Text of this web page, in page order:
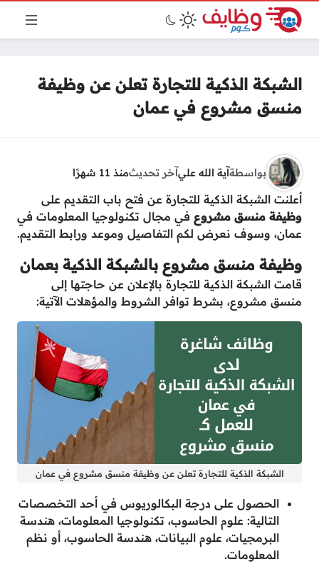
الشبكة الذكية للتجارة تعلن عن وظيفة
منسق مشروع في عمان
بواسطةآية الله عليآخر تحديثمنذ 11 شهرًا
أعلنت الشبكة الذكية للتجارة عن فتح باب التقديم على
وظيفة منسق مشروع في مجال تكنولوجيا المعلومات في
عمان، وسوف نعرض لكم التفاصيل وموعد ورابط التقديم.
وظيفة منسق مشروع بالشبكة الذكية بعمان
قامت الشبكة الذكية للتجارة بالإعلان عن حاجتها إلى
منسق مشروع، بشرط توافر الشروط والمؤهلات الآتية:
الشبكة الذكية للتجارة تعلن عن وظيفة منسق مشروع في عمان
الحصول على درجة البكالوريوس في أحد التخصصات
التالية: علوم الحاسوب، تكنولوجيا المعلومات، هندسة
البرمجيات، علوم البيانات، هندسة الحاسوب، أو نظم
المعلومات.